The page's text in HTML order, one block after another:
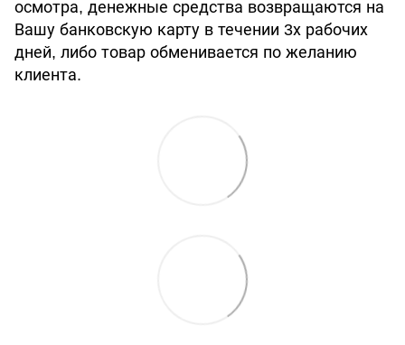
осмотра, денежные средства возвращаются на
Вашу банковскую карту в течении 3х рабочих
дней, либо товар обменивается по желанию
клиента.